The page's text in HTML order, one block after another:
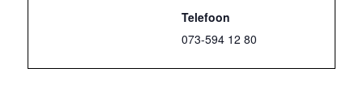
Telefoon
073-594 12 80